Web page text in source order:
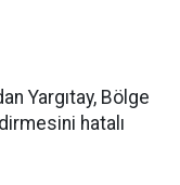
Yargıtay, Bölge
hatalı